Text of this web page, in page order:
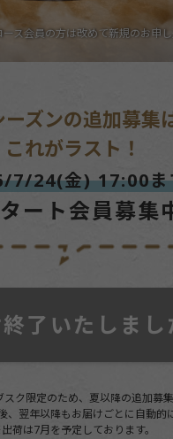
ス会員の方は改めて新規のお申
ーズンの追加募集
これがラスト！
7/24(金) 17:00ま
ート会員募集
了いたしまし
ク限定のため、夏以降の追加募集
翌年以降もお届けごとに自動的
荷は7月を予定しております。